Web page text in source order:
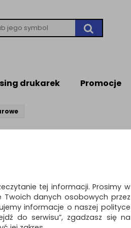
drukarek Promocje
POST-IT, 25,4mmx17,7m, 1
rol., biała
taśma korygująca i etykietująca
it® doskonale nadaje się do
tej informacji. Prosimy w
danych osobowych przez
informacje o naszej polityce
do serwisu”, zgadzasz się na